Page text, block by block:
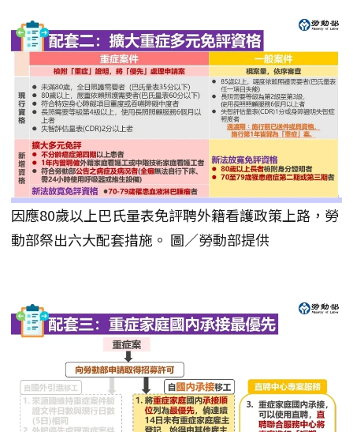
因應80歲以上巴氏量表免評聘外籍看護政策上路，勞
動部祭出六大配套措施。 圖／勞動部提供